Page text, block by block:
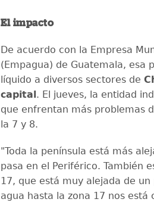
El impacto
De acuerdo con la Empresa
(Empagua) de Guatemala, esa
líquido a diversos sectores de
capital. El jueves, la entidad
que enfrentan más problemas
la 7 y 8.
"Toda la península está más
pasa en el Periférico. También
17, que está muy alejada de
agua hasta la zona 17 nos